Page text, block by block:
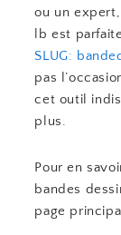
ou un
lb est
SLUG:
pas
cet outil
plus.
Pour en
bandes
page